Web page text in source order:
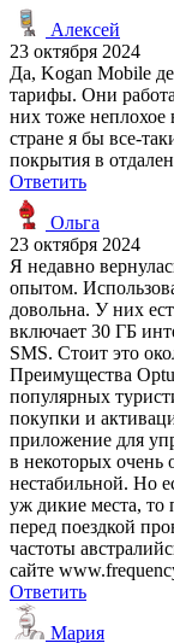
Алексей
23 октября 2024
Да, Kogan Mobile
тарифы. Они
них тоже неплохое
стране я бы все-
покрытия в
Ответить
Ольга
23 октября 2024
Я недавно
опытом.
довольна. У них
включает 30 ГБ
SMS. Стоит это
Преимущества
популярных
покупки и
приложение для
в некоторых очень
нестабильной. Но
уж дикие места,
перед поездкой
частоты
сайте
Ответить
Мария